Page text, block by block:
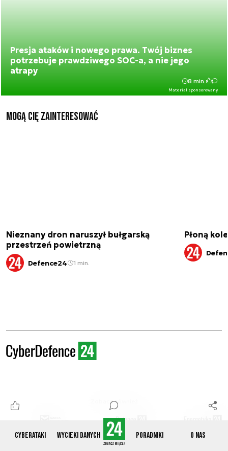
Cyberataki Wycieki danych Poradniki O nas
Presja ataków i nowego prawa. Twój biznes
potrzebuje prawdziwego SOC-a, a nie jego
atrapy
Materiał sponsorowany
8 min.
Mogą Cię zainteresować
Nieznany dron naruszył bułgarską
przestrzeń powietrzną
Defence24 1 min.
Płoną
Zobacz również